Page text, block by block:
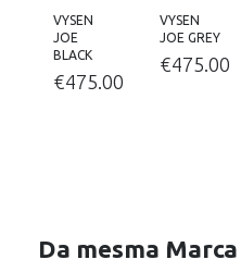
VYSEN
JOE
BLACK
€475.00
VYSEN
JOE GREY
€475.00
Da mesma Marca